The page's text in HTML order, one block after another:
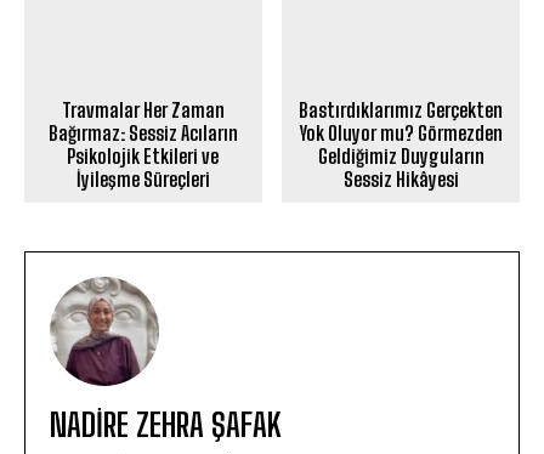
Travmalar Her Zaman
Bağırmaz: Sessiz Acıların
Psikolojik Etkileri ve
İyileşme Süreçleri
Bastırdıklarımız Gerçekten
Yok Oluyor mu? Görmezden
Geldiğimiz Duyguların
Sessiz Hikâyesi
NADIRE ZEHRA ŞAFAK